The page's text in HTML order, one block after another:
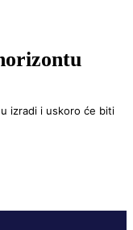
izradi i uskoro će biti